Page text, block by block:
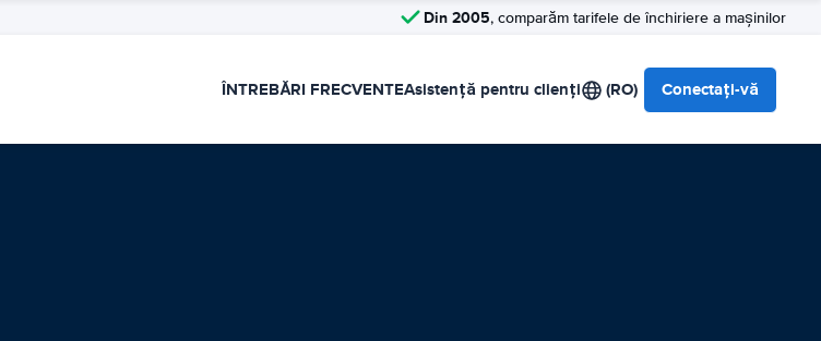
Din 2005, comparăm tarifele de închiriere a mașinilor
ÎNTREBĂRI FRECVENTEAsistență pentru clienți (RO) Conectați-vă